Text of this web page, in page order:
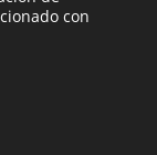
con